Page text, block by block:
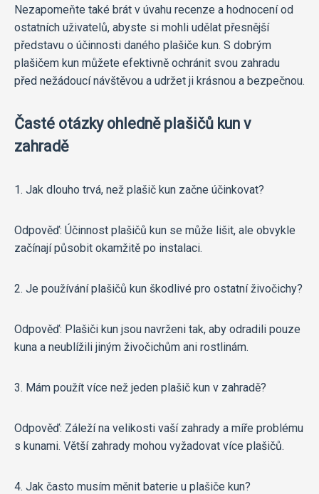
Nezapomeňte také brát v úvahu recenze a hodnocení od
ostatních uživatelů, abyste si mohli udělat přesnější
představu o účinnosti daného plašiče kun. S dobrým
plašičem kun můžete efektivně ochránit svou zahradu
před nežádoucí návštěvou a udržet ji krásnou a bezpečnou.
Časté otázky ohledně plašičů kun v
zahradě
1. Jak dlouho trvá, než plašič kun začne účinkovat?
Odpověď: Účinnost plašičů kun se může lišit, ale obvykle
začínají působit okamžitě po instalaci.
2. Je používání plašičů kun škodlivé pro ostatní živočichy?
Odpověď: Plašiči kun jsou navrženi tak, aby odradili pouze
kuna a neublížili jiným živočichům ani rostlinám.
3. Mám použít více než jeden plašič kun v zahradě?
Odpověď: Záleží na velikosti vaší zahrady a míře problému
s kunami. Větší zahrady mohou vyžadovat více plašičů.
4. Jak často musím měnit baterie u plašiče kun?